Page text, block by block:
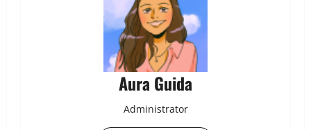
Aura Guida
Administrator